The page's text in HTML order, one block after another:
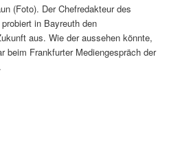
(Foto). Der Chefredakteur des
in Bayreuth den
aus. Wie der aussehen könnte,
beim Frankfurter Mediengespräch der